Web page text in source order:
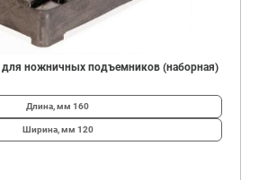
для ножничных подъемников (наборная)
Длина, мм 160
Ширина, мм 120